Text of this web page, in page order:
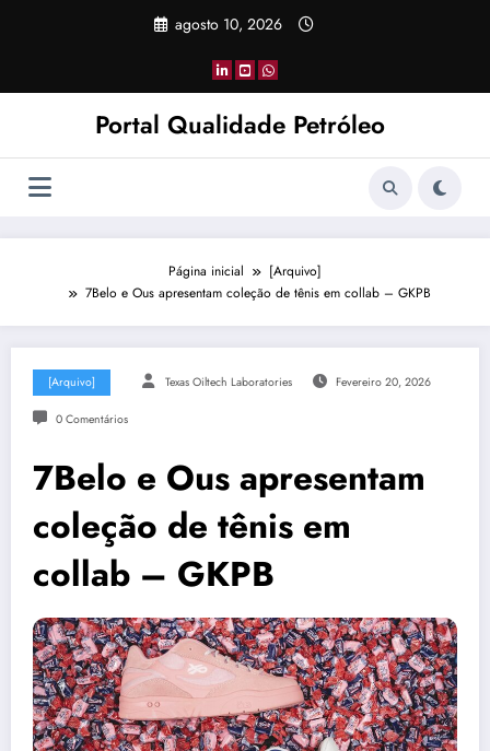
agosto 10, 2026
Portal Qualidade Petróleo
Página inicial
[Arquivo]
7Belo e Ous apresentam coleção de tênis em collab – GKPB
[Arquivo] Texas Oiltech Laboratories Fevereiro 20, 2026
0 Comentários
7Belo e Ous apresentam
coleção de tênis em
collab – GKPB